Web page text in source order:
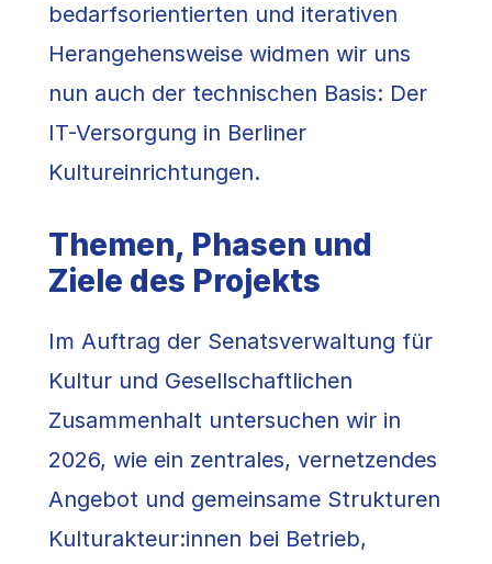
bedarfsorientierten und iterativen
Herangehensweise widmen wir uns
nun auch der technischen Basis: Der
IT-Versorgung in Berliner
Kultureinrichtungen.
Themen, Phasen und
Ziele des Projekts
Im Auftrag der Senatsverwaltung für
Kultur und Gesellschaftlichen
Zusammenhalt untersuchen wir in
2026, wie ein zentrales, vernetzendes
Angebot und gemeinsame Strukturen
Kulturakteur:innen bei Betrieb,